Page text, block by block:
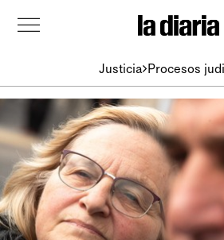
Justicia Procesos